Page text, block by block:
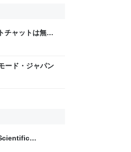
チャットは無制
イダーで調整
ード・ジャパン